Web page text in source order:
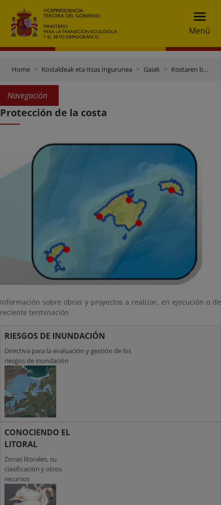
Menú
Home Kostaldeak eta Itsas Ingurunea Gaiak Kostaren babesa
Navegación
Protección de la costa
Información sobre obras y proyectos a realizar, en ejecución o de
reciente terminación
RIESGOS DE INUNDACIÓN
Directiva para la evaluación y gestión de los
riesgos de inundación
CONOCIENDO EL
LITORAL
Zonas litorales, su
clasificación y otros
recursos